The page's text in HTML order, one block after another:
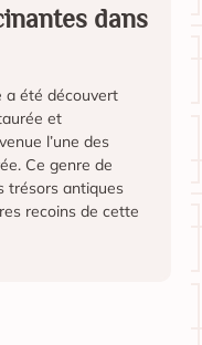
dans
a été découvert
et
l’une des
Ce genre de
trésors antiques
recoins de cette